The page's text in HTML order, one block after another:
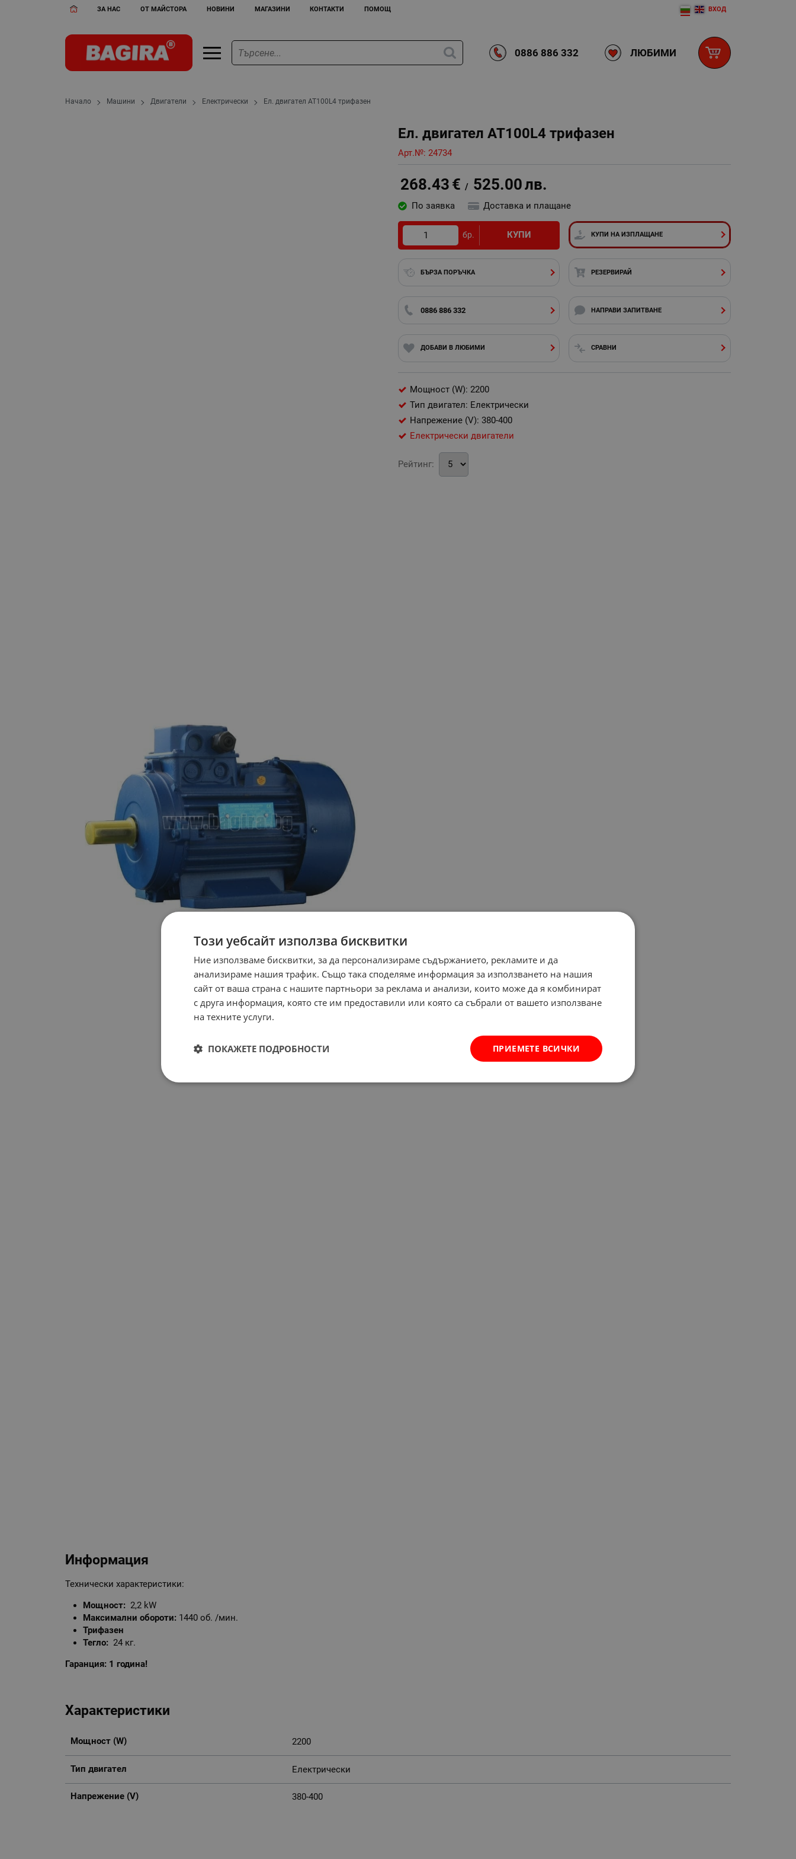
ЗА НАС ОТ МАЙСТОРА НОВИНИ МАГАЗИНИ КОНТАКТИ ПОМОЩ ВХОД
0886 886 332 ЛЮБИМИ
Начало Машини Двигатели Електрически Ел. двигател AT100L4 трифазен
Ел. двигател AT100L4 трифазен
Арт.№: 24734
268.43 € / 525.00лв.
По заявка Доставка и плащане
бр. КУПИ КУПИ НА ИЗПЛАЩАНЕ
БЪРЗА ПОРЪЧКА РЕЗЕРВИРАЙ
0886 886 332 НАПРАВИ ЗАПИТВАНЕ
ДОБАВИ В ЛЮБИМИ СРАВНИ
Мощност (W): 2200
Тип двигател: Електрически
Напрежение (V): 380-400
Електрически двигатели
Рейтинг:
Информация
Технически характеристики:
Мощност: 2,2 kW
Максимални обороти: 1440 об. /мин.
Трифазен
Тегло: 24 кг.
Гаранция: 1 година!
Характеристики
Мощност (W) 2200
Тип двигател Електрически
Напрежение (V) 380-400
Този уебсайт използва бисквитки
Ние използваме бисквитки, за да персонализираме съдържанието, рекламите и да
анализираме нашия трафик. Също така споделяме информация за използването на нашия
сайт от ваша страна с нашите партньори за реклама и анализи, които може да я комбинират
с друга информация, която сте им предоставили или която са събрали от вашето използване
на техните услуги.
ПРИЕМЕТЕ ВСИЧКИ
ПОКАЖЕТЕ ПОДРОБНОСТИ